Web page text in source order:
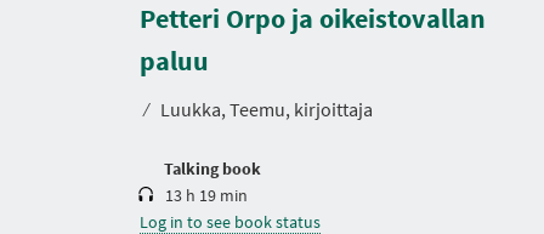
Petteri Orpo ja oikeistovallan
paluu
⁄ Luukka, Teemu, kirjoittaja
Talking book
D
u
r
a
i
13 h 19 min
Log in to see book status